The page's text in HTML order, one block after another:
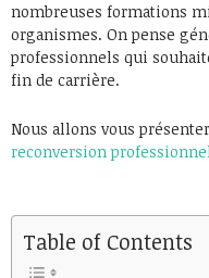
nombreuses formations
organismes. On pense
professionnels qui
fin de carrière.
Nous allons vous
reconversion
Table of Contents